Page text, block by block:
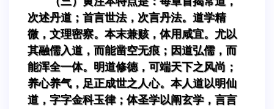
次述丹道；首言世法，次言丹法。道学精
微，文理密察。本末兼赅，体用咸宜。尤以
其融儒入道，而能凿空无痕；因道弘儒，而
能浑全一体。明道修德，可端天下之风尚；
养心养气，足正成世之人心。本人道以明仙
道，字字金科玉律；体圣学以阐玄学，言言